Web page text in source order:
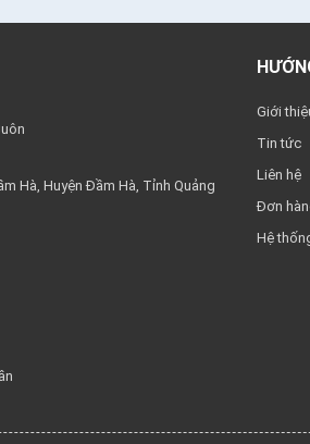
Hà, Huyện Đầm Hà, Tỉnh Quảng
Giới
Tin tức
Liên hệ
Đơn
Hệ